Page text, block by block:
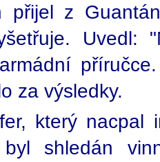
přijel z
Uvedl:
za výsledky.
který nacpal
shledán